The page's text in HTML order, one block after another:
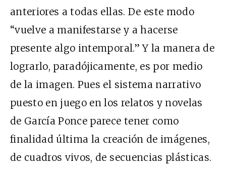
anteriores a todas ellas. De este modo
“vuelve a manifestarse y a hacerse
presente algo intemporal.” Y la manera de
lograrlo, paradójicamente, es por medio
de la imagen. Pues el sistema narrativo
puesto en juego en los relatos y novelas
de García Ponce parece tener como
finalidad última la creación de imágenes,
de cuadros vivos, de secuencias plásticas.